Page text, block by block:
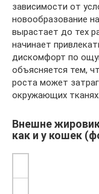
зависимости от
новообразование
вырастает до тех
начинает
дискомфорт по
объясняется тем,
роста может
окружающих тканях.
Внешне
как и у кошек